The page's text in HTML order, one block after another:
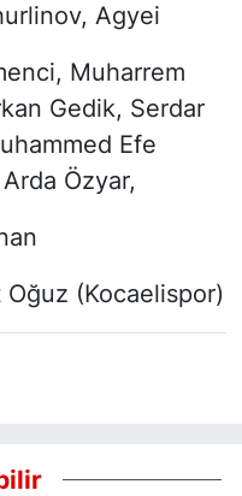
Agyei
Muharrem
Gedik, Serdar
Efe
Özyar,
(Kocaelispor)